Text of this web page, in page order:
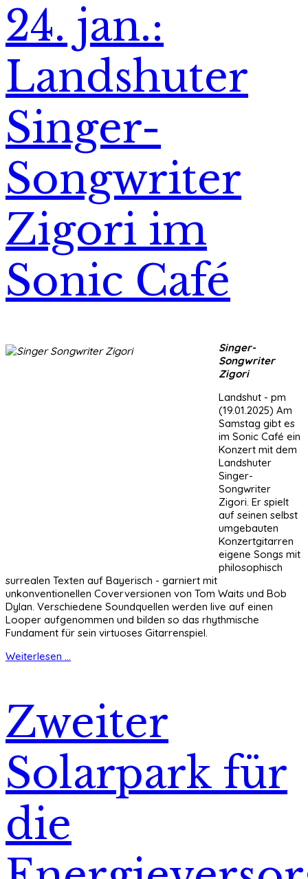
24. jan.:
Landshuter
Singer-
Songwriter
Zigori im
Sonic Café
Singer-
Songwriter
Zigori
Landshut - pm
(19.01.2025) Am
Samstag gibt es
im Sonic Café ein
Konzert mit dem
Landshuter
Singer-
Songwriter
Zigori. Er spielt
auf seinen selbst
umgebauten
Konzertgitarren
eigene Songs mit
philosophisch
surrealen Texten auf Bayerisch - garniert mit
unkonventionellen Coverversionen von Tom Waits und Bob
Dylan. Verschiedene Soundquellen werden live auf einen
Looper aufgenommen und bilden so das rhythmische
Fundament für sein virtuoses Gitarrenspiel.
Weiterlesen ...
Zweiter
Solarpark für
die